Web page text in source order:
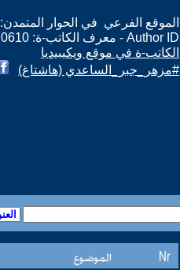
الموقع الفرعي في الحوار المتمدن: https://www.ahewar.net/m.asp?i=10610
Author ID - معرف الكاتب-ة: 10610
الكاتب-ة في موقع ويكيبيديا
#مزهر_جبر_الساعدي (هاشتاغ)